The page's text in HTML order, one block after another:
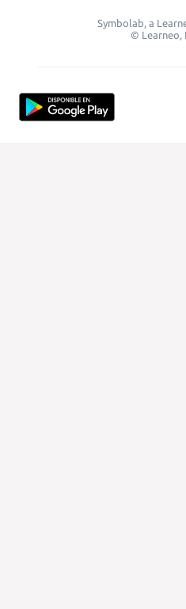
Symbolab, a
© Learneo,